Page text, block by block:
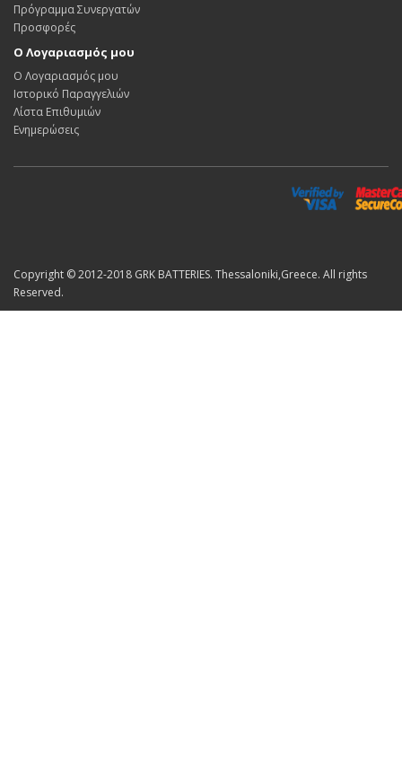
Πρόγραμμα Συνεργατών
Προσφορές
Ο Λογαριασμός μου
Ο Λογαριασμός μου
Ιστορικό Παραγγελιών
Λίστα Επιθυμιών
Ενημερώσεις
Copyright © 2012-2018 GRK BATTERIES. Thessaloniki,Greece. All rights
Reserved.